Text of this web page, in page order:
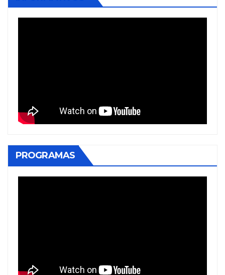
PROGRAMAS